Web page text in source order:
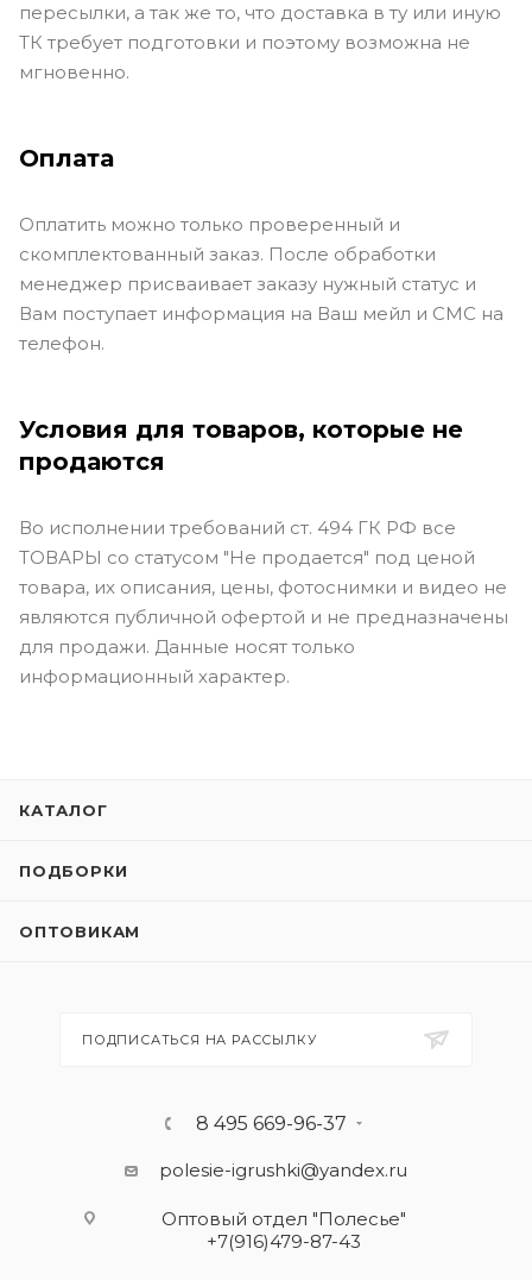
пересылки, а так же то, что доставка в ту или иную
ТК требует подготовки и поэтому возможна не
мгновенно.
Оплата
Оплатить можно только проверенный и
скомплектованный заказ. После обработки
менеджер присваивает заказу нужный статус и
Вам поступает информация на Ваш мейл и СМС на
телефон.
Условия для товаров, которые не
продаются
Во исполнении требований ст. 494 ГК РФ все
ТОВАРЫ со статусом "Не продается" под ценой
товара, их описания, цены, фотоснимки и видео не
являются публичной офертой и не предназначены
для продажи. Данные носят только
информационный характер.
КАТАЛОГ
ПОДБОРКИ
ОПТОВИКАМ
ПОДПИСАТЬСЯ НА РАССЫЛКУ
8 495 669-96-37
polesie-igrushki@yandex.ru
Оптовый отдел "Полесье"
+7(916)479-87-43